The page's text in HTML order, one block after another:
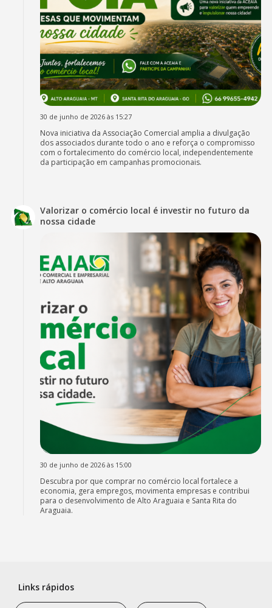
30 de junho de 2026 às 15:27
Nova iniciativa da Associação Comercial amplia a divulgação
dos associados durante todo o ano e reforça o compromisso
com o fortalecimento do comércio local, independentemente
da participação em campanhas promocionais.
Valorizar o comércio local é investir no futuro da
nossa cidade
30 de junho de 2026 às 15:00
Descubra por que comprar no comércio local fortalece a
economia, gera empregos, movimenta empresas e contribui
para o desenvolvimento de Alto Araguaia e Santa Rita do
Araguaia.
Links rápidos